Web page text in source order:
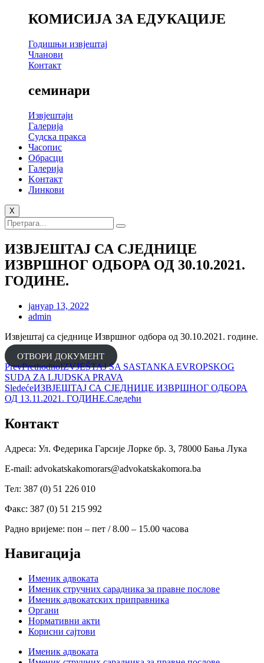
КОМИСИЈА ЗА ЕДУКАЦИЈЕ
Годишњи извјештај
Чланови
Контакт
семинари
Извјештаји
Галерија
Судска пракса
Часопис
Обрасци
Галерија
Kонтакт
Линкови
X
ИЗВЈЕШТАЈ СА СЈЕДНИЦЕ
ИЗВРШНОГ ОДБОРА ОД 30.10.2021.
ГОДИНЕ.
јануар 13, 2022
admin
Извјештај са сједнице Извршног одбора од 30.10.2021. године.
ОТВОРИ ДОКУМЕНТ
PrevPrethodnoIZVJEŠTAJ SA SASTANKA EVROPSKOG
SUDA ZA LJUDSKA PRAVA
SledećeИЗВЈЕШТАЈ СА СЈЕДНИЦЕ ИЗВРШНОГ ОДБОРА
ОД 13.11.2021. ГОДИНЕ.Следећи
Контакт
Адреса: Ул. Федерика Гарсије Лорке бр. 3, 78000 Бања Лука
Е-mail: advokatskakomorars@advokatskakomora.ba
Тел: 387 (0) 51 226 010
Факс: 387 (0) 51 215 992
Радно вријеме: пон – пет / 8.00 – 15.00 часова
Навигација
Именик адвоката
Именик стручних сарадника за правне послове
Именик адвокатских приправника
Органи
Нормативни акти
Корисни сајтови
Именик адвоката